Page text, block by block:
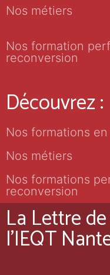
Nos métiers
Nos formation
reconversion
Découvrez :
Nos formations
Nos métiers
Nos formations
reconversion
La Lettre
l'IEQT